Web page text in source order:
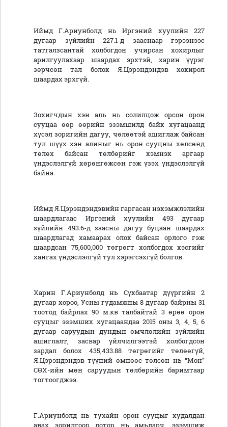
Иймд Г.Ариунболд нь Иргэний хуулийн 227
дугаар зүйлийн 227.1-д зааснаар гэрээнээс
татгалзсантай холбогдон учирсан хохирлыг
арилгуулахаар шаардах эрхтэй, харин үүрэг
зөрчсөн тал болох Я.Цэрэндэндэв хохирол
шаардах эрхгүй.
Зохигчдын хэн аль нь солилцож орсон орон
сууцаа өөр өөрийн эзэмшилд байх хугацаанд
хүсэл зоригийн дагуу, чөлөөтэй ашиглаж байсан
тул шүүх хэн алиныг нь орон сууцны хөлсөнд
төлөх байсан төлбөрийг хэмнэх аргаар
үндэслэлгүй хөрөнгөжсөн гэж үзэх үндэслэлгүй
байна.
Иймд Я.Цэрэндэндэвийн гаргасан нэхэмжлэлийн
шаардлагаас Иргэний хуулийн 493 дугаар
зүйлийн 493.6-д заасны дагуу буцаан шаардах
шаардлагад хамаарах олох байсан орлого гэж
шаардсан 75,600,000 төгрөгт холбогдох хэсгийг
хангах үндэслэлгүй тул хэрэгсэхгүй болгов.
Харин Г.Ариунболд нь Сүхбаатар дүүргийн 2
дугаар хороо, Усны гудамжны 8 дугаар байрны 31
тоотод байрлах 90 м.кв талбайтай 3 өрөө орон
сууцыг эзэмших хугацаандаа 2015 оны 3, 4, 5, 6
дугаар саруудын дундын өмчлөлийн зүйлийн
ашиглалт, засвар үйлчилгээтэй холбогдсон
зардал болох 435,433.88 төгрөгийг төлөөгүй,
Я.Цэрэндэндэв түүний өмнөөс төлсөн нь “Мон”
СӨХ-ийн мөн саруудын төлбөрийн баримтаар
тогтоогджээ.
Г.Ариунболд нь тухайн орон сууцыг худалдан
авах зорилгоор дотор нь амьдарч, эзэмшиж